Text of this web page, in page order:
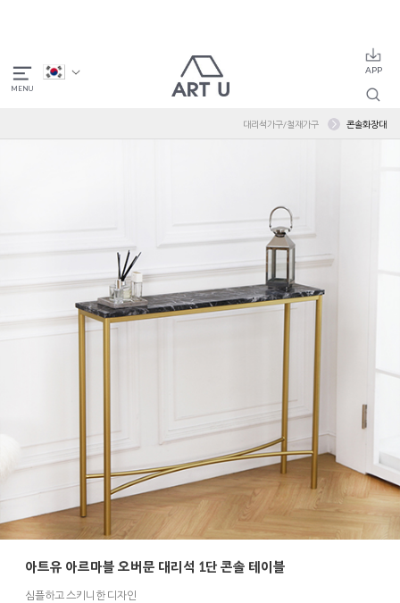
대리석가구/철재가구 콘솔화장대
아트유 아르마블 오버문 대리석 1단 콘솔 테이블
심플하고 스키니한 디자인